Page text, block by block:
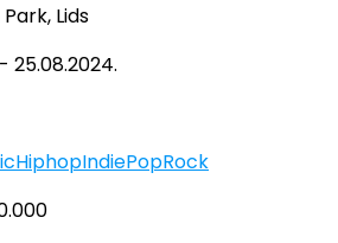
Lids
25.08.2024.
HiphopIndiePopRock